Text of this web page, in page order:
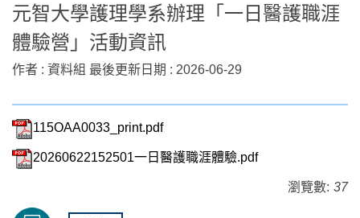
元智大學護理學系辦理「一日醫護職涯
體驗營」活動資訊
作者 : 資料組 最後更新日期 : 2026-06-29
115OAA0033_print.pdf
20260622152501一日醫護職涯體驗.pdf
瀏覽數: 37